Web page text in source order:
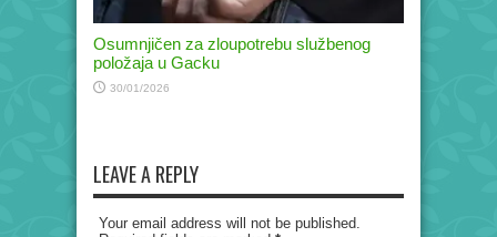
Osumnjičen za zloupotrebu službenog
položaja u Gacku
30/01/2026
LEAVE A REPLY
Your email address will not be published.